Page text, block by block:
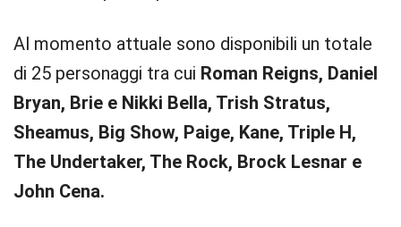
Al momento attuale sono disponibili un totale
di 25 personaggi tra cui Roman Reigns, Daniel
Bryan, Brie e Nikki Bella, Trish Stratus,
Sheamus, Big Show, Paige, Kane, Triple H,
The Undertaker, The Rock, Brock Lesnar e
John Cena.